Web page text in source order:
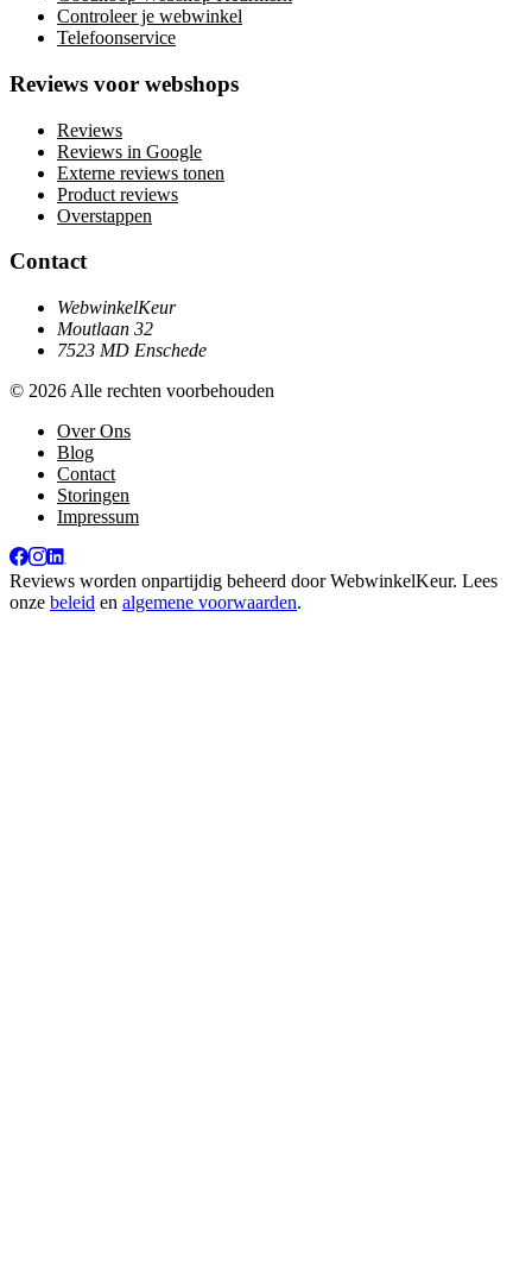
Controleer je webwinkel
Telefoonservice
Reviews voor webshops
Reviews
Reviews in Google
Externe reviews tonen
Product reviews
Overstappen
Contact
WebwinkelKeur
Moutlaan 32
7523 MD Enschede
© 2026 Alle rechten voorbehouden
Over Ons
Blog
Contact
Storingen
Impressum
Reviews worden onpartijdig beheerd doorWebwinkelKeur. Lees
onze beleid en algemene voorwaarden.